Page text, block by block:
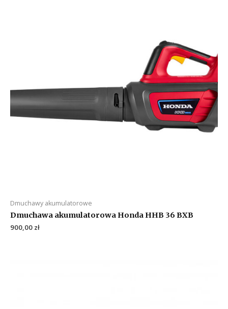
Dmuchawy akumulatorowe
Dmuchawa akumulatorowa Honda HHB 36 BXB
900,00 zł